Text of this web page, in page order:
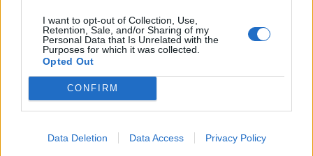
I want to opt-out of Collection, Use,
Retention, Sale, and/or Sharing of my
Personal Data that Is Unrelated with the
Purposes for which it was collected.
Opted Out
CONFIRM
Data Deletion Data Access Privacy Policy